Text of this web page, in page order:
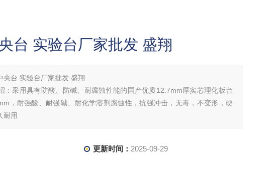
台 实验台厂家批发 盛翔
央台 实验台厂家批发 盛翔
：采用具有防酸、防碱、耐腐蚀性能的国产优质12.7mm厚实芯理化板台
，耐强酸、耐强碱、耐化学溶剂腐蚀性，抗强冲击，无毒，不变形，硬
耐用
更新时间： 2025-09-29